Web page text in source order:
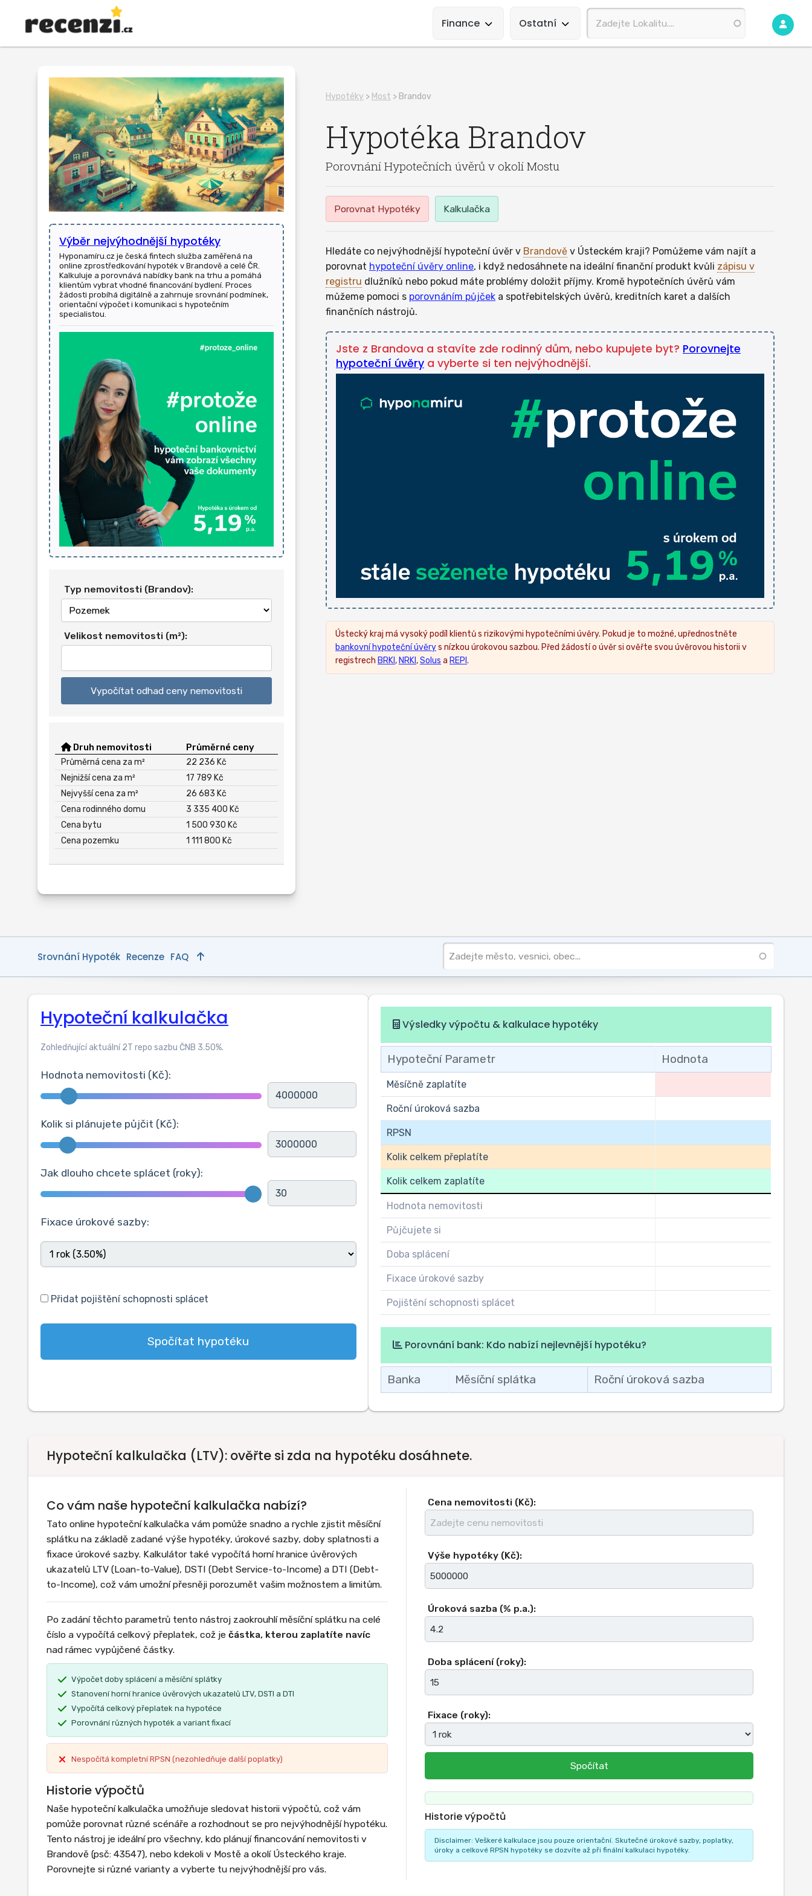
Navigation
Finance Ostatní
Hypotéky > Most > Brandov
Hypotéka Brandov
Porovnání Hypotečních úvěrů v okolí Mostu
Porovnat Hypotéky Kalkulačka
Hledáte co nejvýhodnější hypoteční úvěr v Brandově v Ústeckém kraji? Pomůžeme vám najít a
porovnat hypoteční úvěry online, i když nedosáhnete na ideální finanční produkt kvůli zápisu v
registru dlužníků nebo pokud máte problémy doložit příjmy. Kromě hypotečních úvěrů vám
můžeme pomoci s porovnáním půjček a spotřebitelských úvěrů, kreditních karet a dalších
finančních nástrojů.
Jste z Brandova a stavíte zde rodinný dům, nebo kupujete byt? Porovnejte
hypoteční úvěry a vyberte si ten nejvýhodnější.
Ústecký kraj má vysoký podíl klientů s rizikovými hypotečními úvěry. Pokud je to možné, upřednostněte
bankovní hypoteční úvěrys nízkou úrokovou sazbou. Před žádostí o úvěr si ověřte svou úvěrovou historii v
registrech BRKI, NRKI,Solus a REPI .
Výběr nejvýhodnější hypotéky
Hyponamíru.cz je česká fintech služba zaměřená na
online zprostředkování hypoték v Brandově a celé ČR.
Kalkuluje a porovnává nabídky bank na trhu a pomáhá
klientům vybrat vhodné financování bydlení. Proces
žádosti probíhá digitálně a zahrnuje srovnání podmínek,
orientační výpočet i komunikaci s hypotečním
specialistou.
Typ nemovitosti (Brandov):
Velikost nemovitosti (m²):
Vypočítat odhad ceny nemovitosti
Druh nemovitosti Průměrné ceny
Průměrná cena za m²
22 236 Kč
Nejnižší cena za m²
17 789 Kč
Nejvyšší cena za m²
26 683 Kč
Cena rodinného domu
3 335 400 Kč
Cena bytu
1 500 930 Kč
Cena pozemku
1 111 800 Kč
Srovnání Hypoték Recenze FAQ
Hypoteční kalkulačka
Zohledňující aktuální 2T repo sazbu ČNB 3.50%.
Hodnota nemovitosti (Kč):
Kolik si plánujete půjčit (Kč):
Jak dlouho chcete splácet (roky):
Fixace úrokové sazby:
Přidat pojištění schopnosti splácet
Spočítat hypotéku
Výsledky výpočtu & kalkulace hypotéky
Hypoteční Parametr Hodnota
Měsíčně zaplatíte
Roční úroková sazba
RPSN
Kolik celkem přeplatíte
Kolik celkem zaplatíte
Hodnota nemovitosti
Půjčujete si
Doba splácení
Fixace úrokové sazby
Pojištění schopnosti splácet
Porovnání bank: Kdo nabízí nejlevnější hypotéku?
Banka Měsíční splátka Roční úroková sazba
Hypoteční kalkulačka (LTV): ověřte si zda na hypotéku dosáhnete.
Co vám naše hypoteční kalkulačka nabízí?
Tato online hypoteční kalkulačka vám pomůže snadno a rychle zjistit měsíční
splátku na základě zadané výše hypotéky, úrokové sazby, doby splatnosti a
fixace úrokové sazby. Kalkulátor také vypočítá horní hranice úvěrových
ukazatelů LTV (Loan-to-Value), DSTI (Debt Service-to-Income) a DTI (Debt-
to-Income), což vám umožní přesněji porozumět vašim možnostem a limitům.
Po zadání těchto parametrů tento nástroj zaokrouhlí měsíční splátku na celé
číslo a vypočítá celkový přeplatek, což je částka, kterou zaplatíte navíc
nad rámec vypůjčené částky.
Výpočet doby splácení a měsíční splátky
Stanovení horní hranice úvěrových ukazatelů LTV, DSTI a DTI
Vypočítá celkový přeplatek na hypotéce
Porovnání různých hypoték a variant fixací
Nespočítá kompletní RPSN (nezohledňuje další poplatky)
Historie výpočtů
Naše hypoteční kalkulačka umožňuje sledovat historii výpočtů, což vám
pomůže porovnat různé scénáře a rozhodnout se pro nejvýhodnější hypotéku.
Tento nástroj je ideální pro všechny, kdo plánují financování nemovitosti v
Brandově (psč: 43547), nebo kdekoli v Mostě a okolí Ústeckého kraje.
Porovnejte si různé varianty a vyberte tu nejvýhodnější pro vás.
Cena nemovitosti (Kč):
Výše hypotéky (Kč):
Úroková sazba (% p.a.):
Doba splácení (roky):
Fixace (roky):
Spočítat
Historie výpočtů
Disclaimer: Veškeré kalkulace jsou pouze orientační. Skutečné úrokové sazby, poplatky,
úroky a celkové RPSN hypotéky se dozvíte až při finální kalkulaci hypotéky.